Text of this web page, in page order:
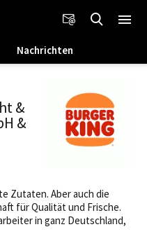
Nachrichten
&
&
Zutaten. Aber auch die
für Qualität und Frische.
in ganz Deutschland,